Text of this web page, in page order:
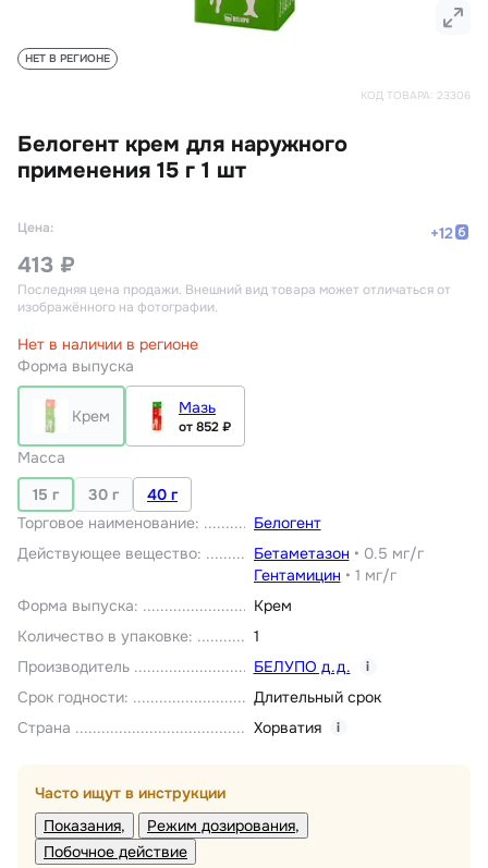
КОД ТОВАРА: 23306
Белогент крем для наружного
применения 15 г 1 шт
НЕТ В РЕГИОНЕ
Торговое наименование:
Белогент
Действующее вещество: Бетаметазон • 0.5 мг/г
Гентамицин • 1 мг/г
Форма выпуска:
Крем
Количество в упаковке:
1
Производитель
БЕЛУПО д.д. i
Срок годности:
Длительный срок
Страна
Хорватия i
Часто ищут в инструкции
Показания
Режим дозирования
Побочное действие
Цена: +12
413 ₽
Последняя цена продажи. Внешний вид товара может отличаться от
изображённого на фотографии.
Нет в наличии в регионе
Форма выпуска
Крем Мазь
от 852 ₽
Масса
15 г
30 г 40 г